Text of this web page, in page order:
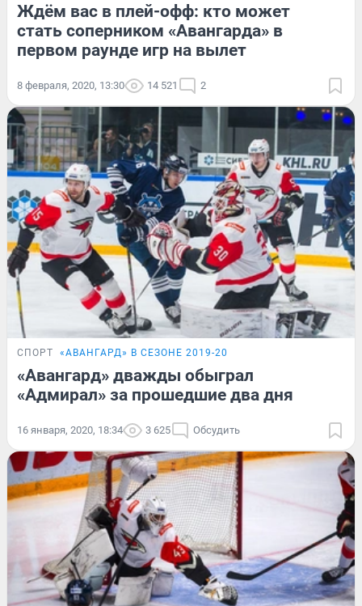
Ждём вас в плей-офф: кто может
стать соперником «Авангарда» в
первом раунде игр на вылет
8 февраля, 2020, 13:30 14 521 2
СПОРТ «АВАНГАРД» В СЕЗОНЕ 2019-20
«Авангард» дважды обыграл
«Адмирал» за прошедшие два дня
16 января, 2020, 18:34 3 625 Обсудить